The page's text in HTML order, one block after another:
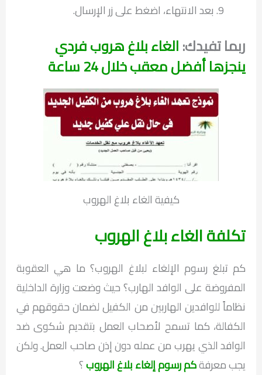
بعد الانتهاء، اضغط على زر الإرسال.
ربما تفيدك:الغاء بلاغ هروب فردي
ينجزها أفضل معقب خلال 24 ساعة
كيفية الغاء بلاغ الهروب
تكلفة الغاء بلاغ الهروب
كم تبلغ رسوم الإلغاء لبلاغ الهروب؟ ما هي العقوبة
المفروضة على الوافد الهارب؟ حيث وضعت وزارة الداخلية
نظاماً للوافدين الهاربين من الكفيل لضمان حقوقهم في
الكفالة، كما تسمح لأصحاب العمل بتقديم شكوى ضد
الوافد الذي يهرب من عمله دون إذن صاحب العمل. ولكن
يجب معرفةكم رسوم إلغاء بلاغ الهروب؟